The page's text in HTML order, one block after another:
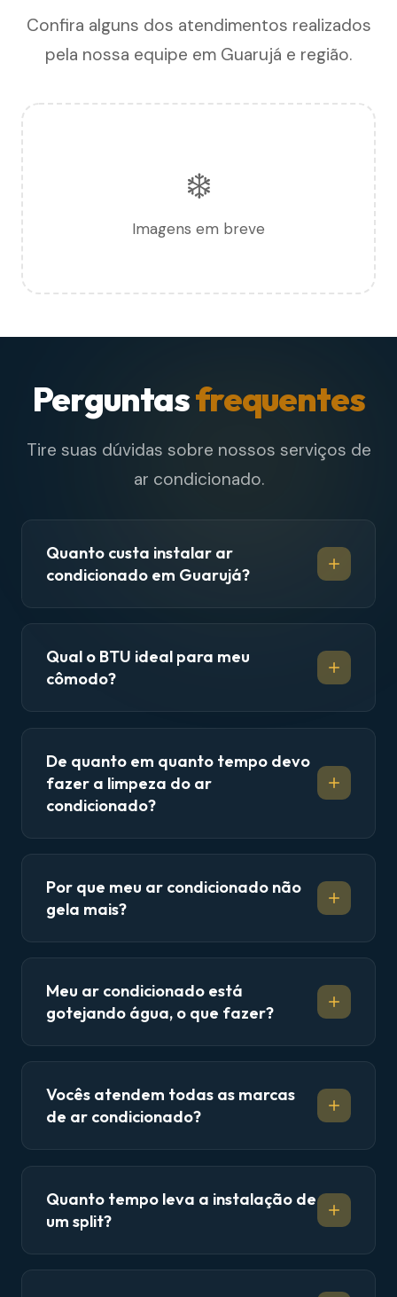
Confira alguns dos atendimentos realizados
pela nossa equipe em Guarujá e região.
❄️
Imagens em breve
Perguntasfrequentes
Tire suas dúvidas sobre nossos serviços de
ar condicionado.
Quanto custa instalar ar
condicionado em Guarujá?
Qual o BTU ideal para meu
cômodo?
De quanto em quanto tempo devo
fazer a limpeza do ar
condicionado?
Por que meu ar condicionado não
gela mais?
Meu ar condicionado está
gotejando água, o que fazer?
Vocês atendem todas as marcas
de ar condicionado?
Quanto tempo leva a instalação de
um split?